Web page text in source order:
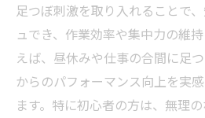
足つぼ刺激を取り入れることで
ュでき、作業効率や集中力の維
えば、昼休みや仕事の合間に足
からのパフォーマンス向上を実
ます。特に初心者の方は、無理